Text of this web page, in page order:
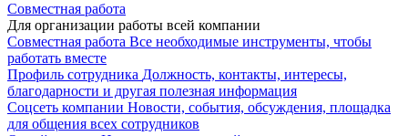
Совместная работа
Для организации работы всей компании
Совместная работа Все необходимые инструменты, чтобы
работать вместе
Профиль сотрудника Должность, контакты, интересы,
благодарности и другая полезная информация
Соцсеть компании Новости, события, обсуждения, площадка
для общения всех сотрудников